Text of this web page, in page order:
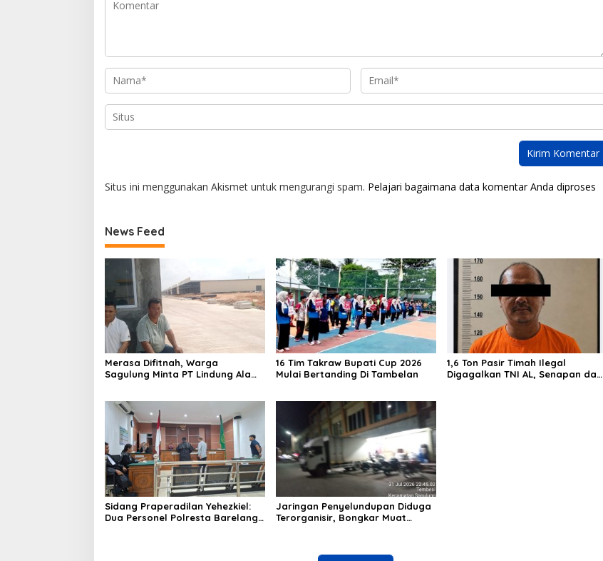
Situs ini menggunakan Akismet untuk mengurangi spam. Pelajari bagaimana data komentar Anda diproses
News Feed
Merasa Difitnah, Warga
Sagulung Minta PT Lindung Alam
16 Tim Takraw Bupati Cup 2026
Mulai Bertanding Di Tambelan
1,6 Ton Pasir Timah Ilegal
Digagalkan TNI AL, Senapan dan
Sidang Praperadilan Yehezkiel:
Dua Personel Polresta Barelang
Jaringan Penyelundupan Diduga
Terorganisir, Bongkar Muat